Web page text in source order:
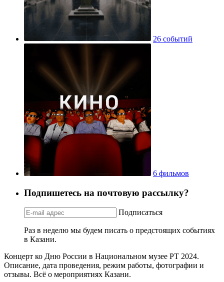
26 событий
6 фильмов
Подпишетесь на почтовую рассылку?
Подписаться
Раз в неделю мы будем писать о предстоящих событиях
в Казани.
Концерт ко Дню России в Национальном музее РТ 2024.
Описание, дата проведения, режим работы, фотографии и
отзывы. Всё о мероприятиях Казани.